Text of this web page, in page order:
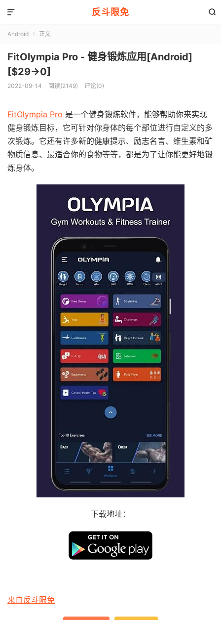
反斗限免 

Android  正文
FitOlympia Pro - 健身锻炼应用[Android]
[$29→0]
2022-09-14 阅读(2149) 评论(0)
FitOlympia Pro 是一个健身锻炼软件，能够帮助你来实现
健身锻炼目标，它可针对你身体的每个部位进行自定义的多
次锻炼。它还有许多新的健康提示、励志名言、维生素和矿
物质信息、最适合你的食物等等，都是为了让你能更好地锻
炼身体。
下载地址：
来自反斗限免